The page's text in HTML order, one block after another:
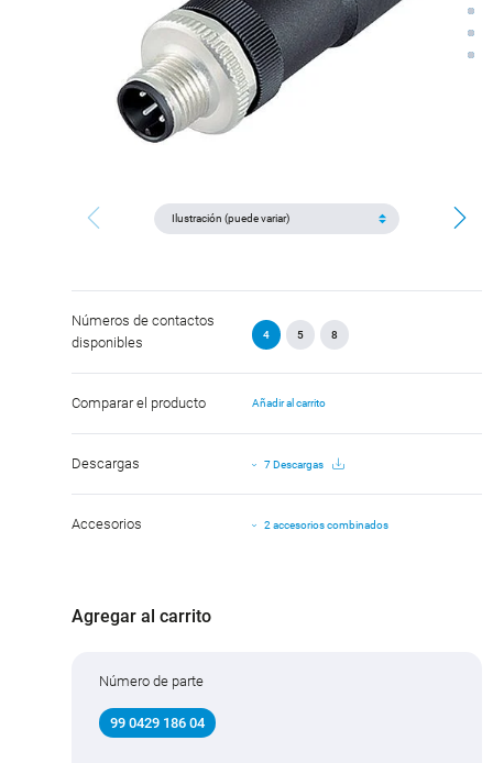
Números de contactos
disponibles
4 5 8
Comparar el producto Añadir al carrito
Descargas 7 Descargas
Accesorios 2 accesorios combinados
Agregar al carrito
Número de parte
99 0429 186 04